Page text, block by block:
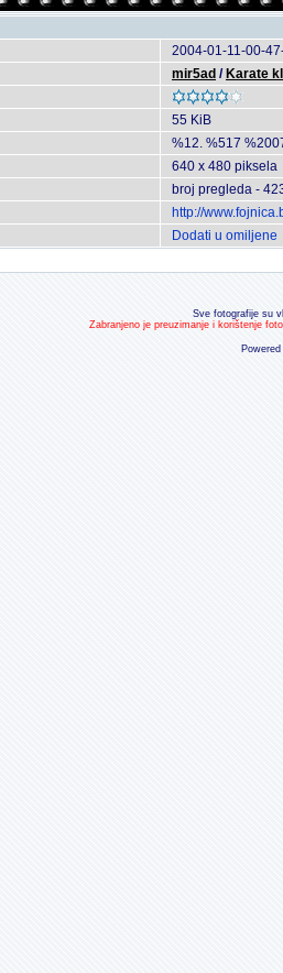
2004-01-11-00-
mir5ad / Karate
55 KiB
%12. %517
640 x 480 piksela
broj pregleda -
http://
Dodati u omiljene
Sve fotografije su
Zabranjeno je preuzimanje i korištenje